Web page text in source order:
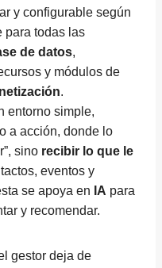
y configurable según
para todas las
de datos,
y módulos de
.
entorno simple,
a acción, donde lo
sino recibir lo que le
eventos y
se apoya en IA para
y recomendar.
gestor deja de